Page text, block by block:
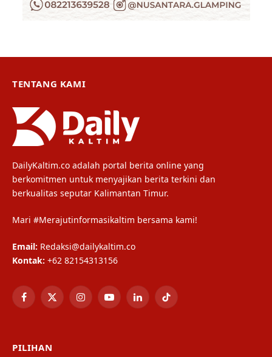
TENTANG KAMI
DailyKaltim.co adalah portal berita online yang
berkomitmen untuk menyajikan berita terkini dan
berkualitas seputar Kalimantan Timur.
Mari #Merajutinformasikaltim bersama kami!
Email: Redaksi@dailykaltim.co
Kontak: +62 82154313156
Facebook
X
InstagramYouTubeLinkedInTikTok
PILIHAN